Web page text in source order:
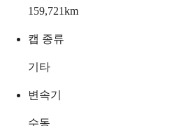
159,721km
캡 종류
기타
변속기
수동